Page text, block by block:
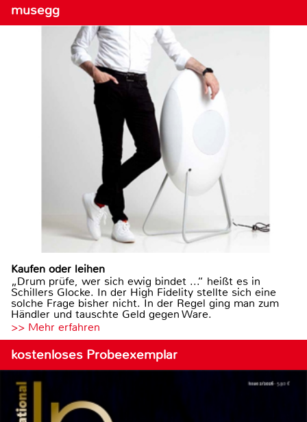
musegg
Kaufen oder leihen
„Drum prüfe, wer sich ewig bindet ...“ heißt es in
Schillers Glocke. In der High Fidelity stellte sich eine
solche Frage bisher nicht. In der Regel ging man zum
Händler und tauschte Geld gegen Ware.
>> Mehr erfahren
kostenloses Probeexemplar